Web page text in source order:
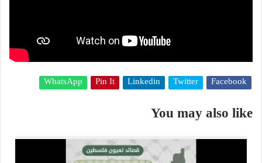
Facebook
Twitter
Linkedin
Pin It
WhatsApp
You may also like